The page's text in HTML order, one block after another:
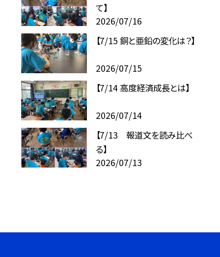
て】
2026/07/16
【7/15 銅と亜鉛の変化は？】
2026/07/15
【7/14 高度経済成長とは】
2026/07/14
【7/13 報道文を読み比べ
る】
2026/07/13